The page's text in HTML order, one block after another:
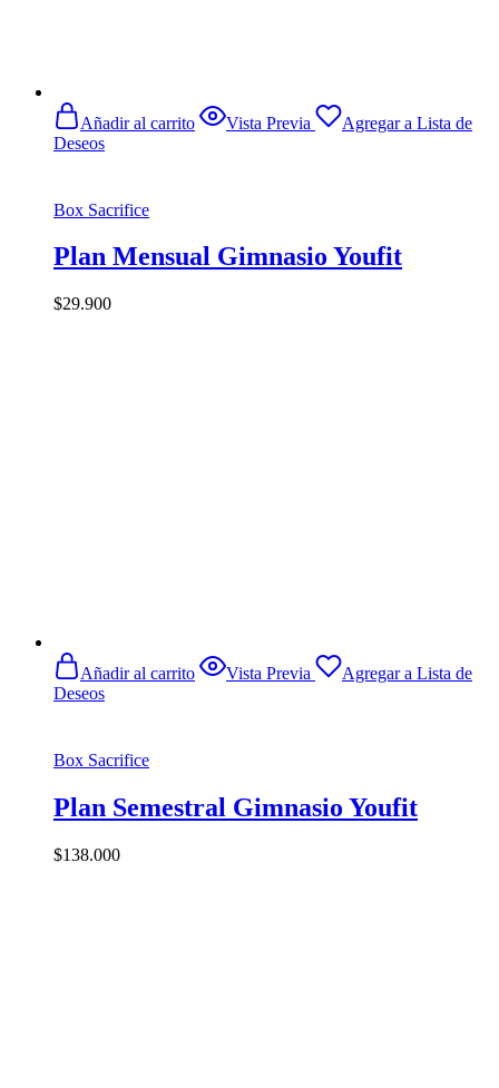
Añadir al carrito Vista Previa
Agregar a Lista de
Deseos
Box Sacrifice
Plan Mensual Gimnasio Youfit
$29.900
Añadir al carrito Vista Previa
Agregar a Lista de
Deseos
Box Sacrifice
Plan Semestral Gimnasio Youfit
$138.000